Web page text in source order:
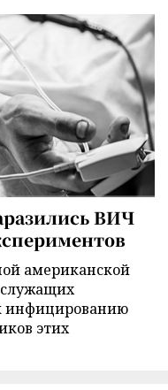
ВИЧ
американской
инфицированию
этих